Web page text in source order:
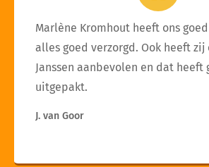
Marlène Kromhout heeft ons
alles goed verzorgd. Ook heeft zij
Janssen aanbevolen en dat heeft
uitgepakt.
J. van Goor